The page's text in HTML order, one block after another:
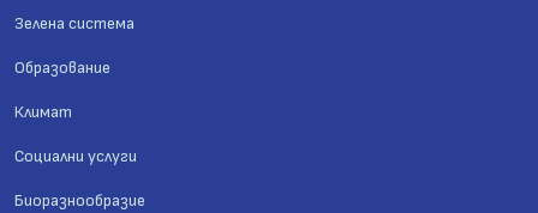
Зелена система
Образование
Климат
Социални услуги
Биоразнообразие